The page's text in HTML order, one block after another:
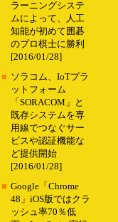
ラーニングシステ
ムによって、人工
知能が初めて囲碁
のプロ棋士に勝利
[2016/01/28]
■ ソラコム、IoTプラ
ットフォーム
「SORACOM」と
既存システムを専
用線でつなぐサー
ビスや認証機能な
ど提供開始
[2016/01/28]
■ Google「Chrome
48」iOS版ではクラ
ッシュ率70％低